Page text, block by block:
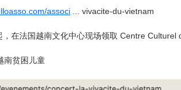
associ ... vivacite-du-vietnam
在法国越南文化中心现场领取 Centre Culturel
南贫困儿童